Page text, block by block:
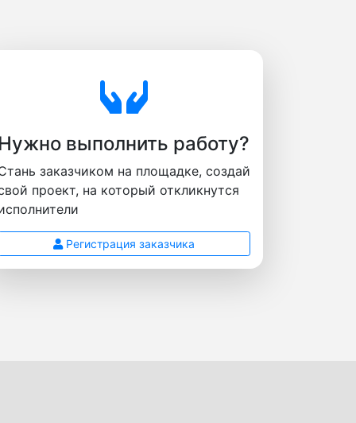
выполнить работу?
заказчиком на площадке, создай
проект, на который откликнутся
Регистрация заказчика